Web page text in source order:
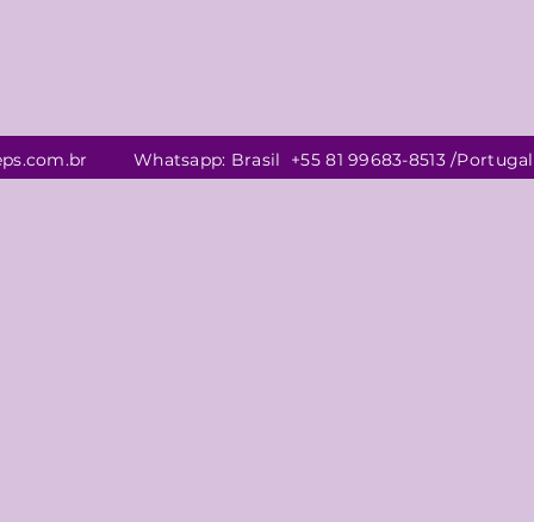
Whatsapp: Brasil +55 81 99683-8513 /Portugal